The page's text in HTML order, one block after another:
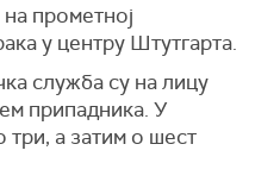
прометној
у центру Штутгарта.
служба су на лицу
припадника. У
три, а затим о шест